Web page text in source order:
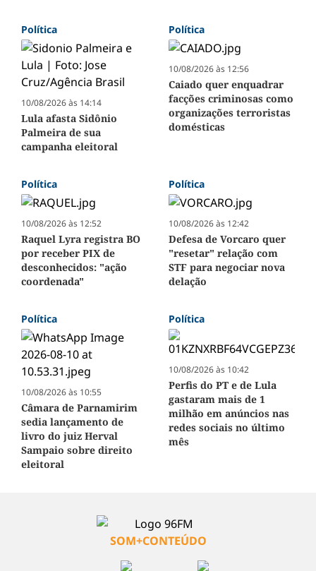
Política
10/08/2026 às 14:14
Lula afasta Sidônio
Palmeira de sua
campanha eleitoral
Política
10/08/2026 às 12:56
Caiado quer enquadrar
facções criminosas como
organizações terroristas
domésticas
Política
10/08/2026 às 12:52
Raquel Lyra registra BO
por receber PIX de
desconhecidos: "ação
coordenada"
Política
10/08/2026 às 12:42
Defesa de Vorcaro quer
"resetar" relação com
STF para negociar nova
delação
Política
10/08/2026 às 10:55
Câmara de Parnamirim
sedia lançamento de
livro do juiz Herval
Sampaio sobre direito
eleitoral
Política
10/08/2026 às 10:42
Perfis do PT e de Lula
gastaram mais de 1
milhão em anúncios nas
redes sociais no último
mês
SOM+CONTEÚDO